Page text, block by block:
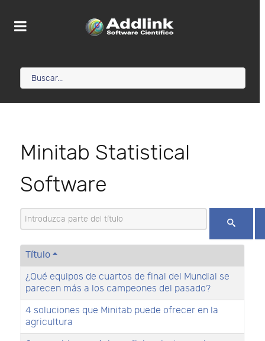
Minitab Statistical
Software
Introduzca parte del título
Título
¿Qué equipos de cuartos de final del Mundial se
parecen más a los campeones del pasado?
4 soluciones que Minitab puede ofrecer en la
agricultura